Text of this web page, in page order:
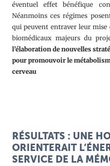
éventuel effet bénéfique
Néanmoins ces régimes
qui peuvent entraver leur mise
biomédicaux majeurs du
l’élaboration de nouvelles
pour promouvoir le
cerveau
RÉSULTATS : UNE
ORIENTERAIT
SERVICE DE LA